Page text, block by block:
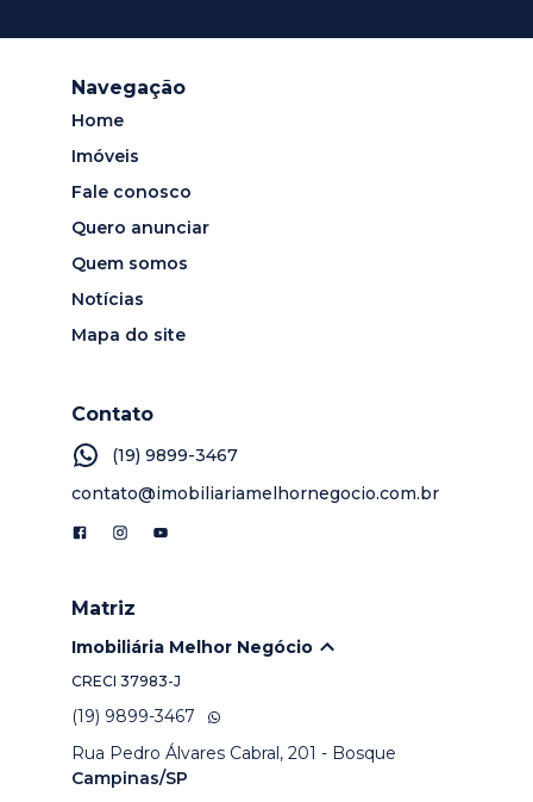
Navegação
Home
Imóveis
Fale conosco
Quero anunciar
Quem somos
Notícias
Mapa do site
Contato
(19) 9899-3467
contato@imobiliariamelhornegocio.com.br
Matriz
Imobiliária Melhor Negócio
CRECI 37983-J
(19) 9899-3467
Rua Pedro Álvares Cabral, 201 - Bosque
Campinas/SP